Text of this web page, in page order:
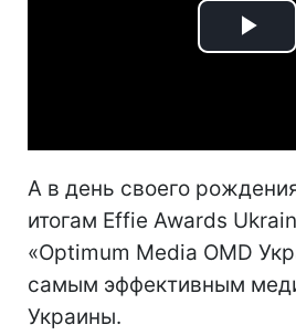
Play
А в день своего
итогам Effie Awards
«Optimum Media OMD
самым эффективным
Украины.